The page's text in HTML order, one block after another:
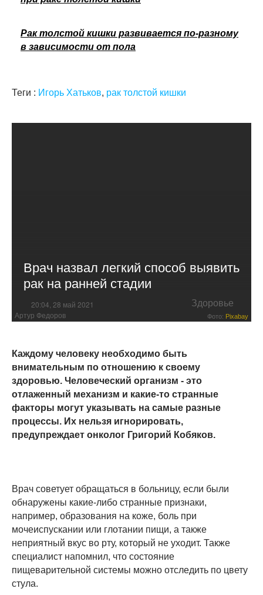
Рак толстой кишки развивается по-разному
в зависимости от пола
Теги : Игорь Хатьков, рак толстой кишки
Врач назвал легкий способ выявить
рак на ранней стадии
20:04, 28 май 2021 Здоровье
Артур Федоров Фото: Pixabay
Каждому человеку необходимо быть
внимательным по отношению к своему
здоровью. Человеческий организм - это
отлаженный механизм и какие-то странные
факторы могут указывать на самые разные
процессы. Их нельзя игнорировать,
предупреждает онколог Григорий Кобяков.
Врач советует обращаться в больницу, если были
обнаружены какие-либо странные признаки,
например, образования на коже, боль при
мочеиспускании или глотании пищи, а также
неприятный вкус во рту, который не уходит. Также
специалист напомнил, что состояние
пищеварительной системы можно отследить по цвету
стула.